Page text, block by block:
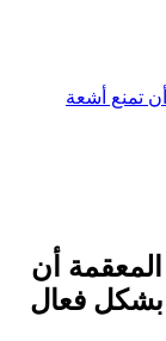
أن تمنع أشعة
المعقمة أن
فعال